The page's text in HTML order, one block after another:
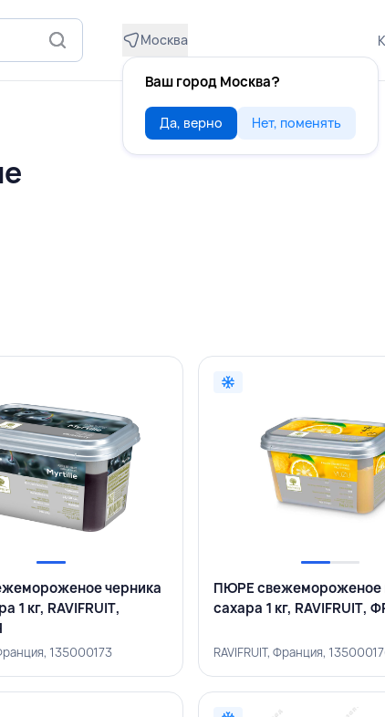
Москва
Ваш город Москва?
Да, верно Нет, поменять
черника
1 кг, RAVIFRUIT,
135000173
ПЮРЕ свежемороженое
сахара 1 кг, RAVIFRUIT,
RAVIFRUIT, Франция,